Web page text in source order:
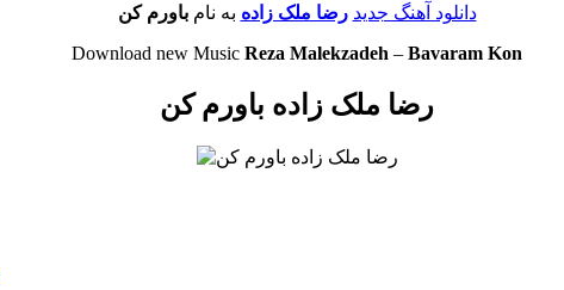
دانلود آهنگ جدید رضا ملک زاده به نامباورم کن
Download new Music Reza Malekzadeh – Bavaram Kon
رضا ملک زاده باورم کن